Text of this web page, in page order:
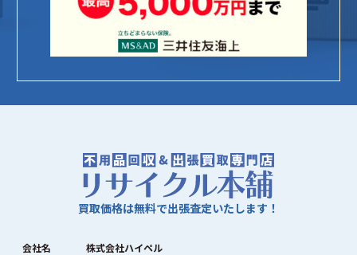
買取価格は無料で出張査定いたします！
会社名
株式会社ハイペル